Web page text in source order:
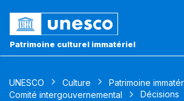
Patrimoine culturel immatériel
UNESCO Culture Patrimoine
Comité intergouvernemental
Décisions